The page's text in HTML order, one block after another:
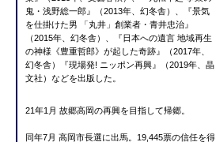
鬼・浅野総一郎』（2013年、幻冬舎）、『景気
を仕掛けた男 「丸井」創業者・青井忠治』
（2015年、幻冬舎）、『日本への遺言 地域再生
の神様《豊重哲郎》が起した奇跡』（2017年、
幻冬舎）『現場発! ニッポン再興』（2019年、晶
文社）などを出版した。
21年1月 故郷高岡の再興を目指して帰郷。
同年7月 高岡市長選に出馬。19,445票の信任を得